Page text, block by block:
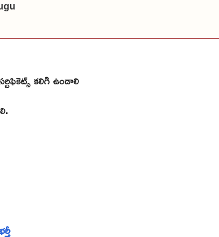
కలిగి ఉండాలి